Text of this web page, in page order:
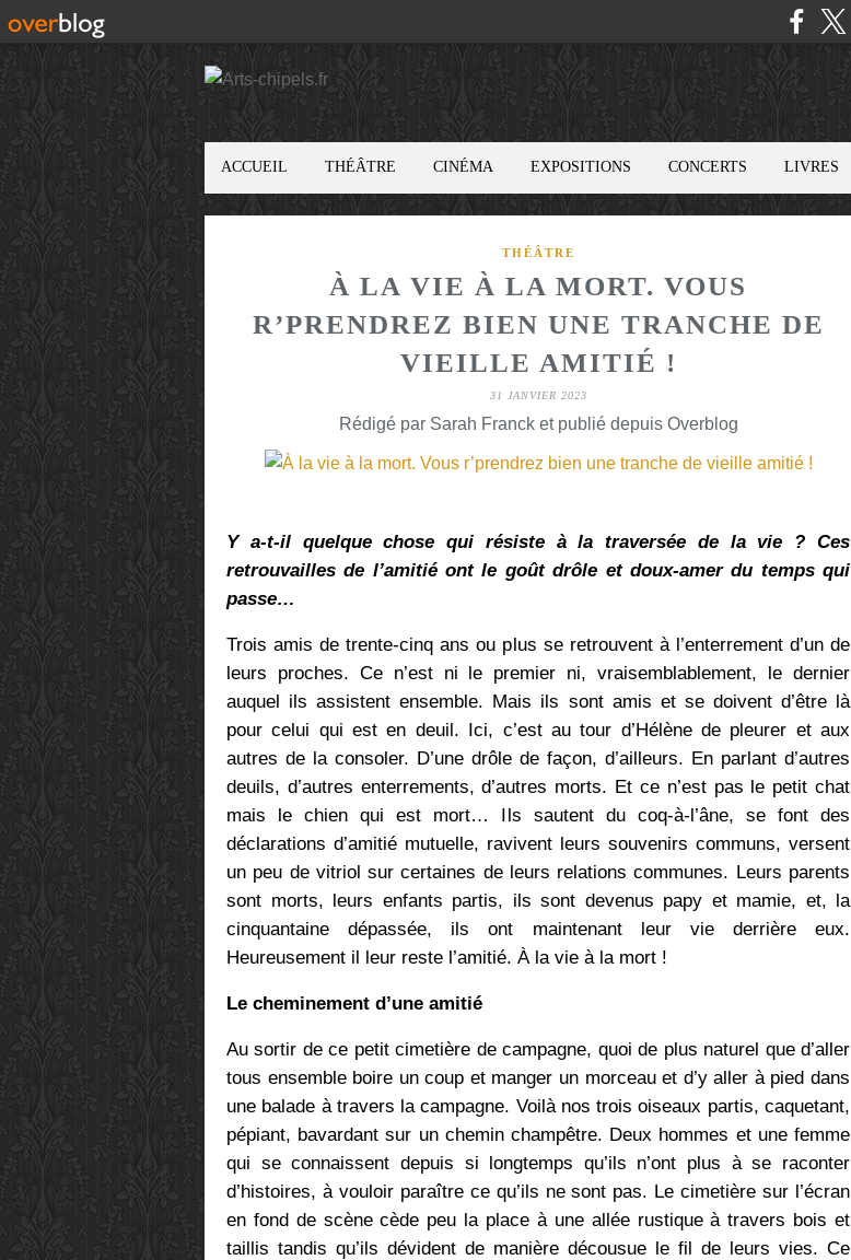
ACCUEIL THÉÂTRE CINÉMA EXPOSITIONS CONCERTS LIVRES
THÉÂTRE
À LA VIE À LA MORT. VOUS
R’PRENDREZ BIEN UNE TRANCHE DE
VIEILLE AMITIÉ !
31 JANVIER 2023
Rédigé par Sarah Franck et publié depuis Overblog
Y a-t-il quelque chose qui résiste à la traversée de la vie ? Ces
retrouvailles de l’amitié ont le goût drôle et doux-amer du temps qui
passe…
Trois amis de trente-cinq ans ou plus se retrouvent à l’enterrement d’un de
leurs proches. Ce n’est ni le premier ni, vraisemblablement, le dernier
auquel ils assistent ensemble. Mais ils sont amis et se doivent d’être là
pour celui qui est en deuil. Ici, c’est au tour d’Hélène de pleurer et aux
autres de la consoler. D’une drôle de façon, d’ailleurs. En parlant d’autres
deuils, d’autres enterrements, d’autres morts. Et ce n’est pas le petit chat
mais le chien qui est mort… Ils sautent du coq-à-l’âne, se font des
déclarations d’amitié mutuelle, ravivent leurs souvenirs communs, versent
un peu de vitriol sur certaines de leurs relations communes. Leurs parents
sont morts, leurs enfants partis, ils sont devenus papy et mamie, et, la
cinquantaine dépassée, ils ont maintenant leur vie derrière eux.
Heureusement il leur reste l’amitié. À la vie à la mort !
Le cheminement d’une amitié
Au sortir de ce petit cimetière de campagne, quoi de plus naturel que d’aller
tous ensemble boire un coup et manger un morceau et d’y aller à pied dans
une balade à travers la campagne. Voilà nos trois oiseaux partis, caquetant,
pépiant, bavardant sur un chemin champêtre. Deux hommes et une femme
qui se connaissent depuis si longtemps qu’ils n’ont plus à se raconter
d’histoires, à vouloir paraître ce qu’ils ne sont pas. Le cimetière sur l’écran
en fond de scène cède peu la place à une allée rustique à travers bois et
taillis tandis qu’ils dévident de manière décousue le fil de leurs vies. Ce